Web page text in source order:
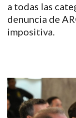
a todas las
denuncia de
impositiva.